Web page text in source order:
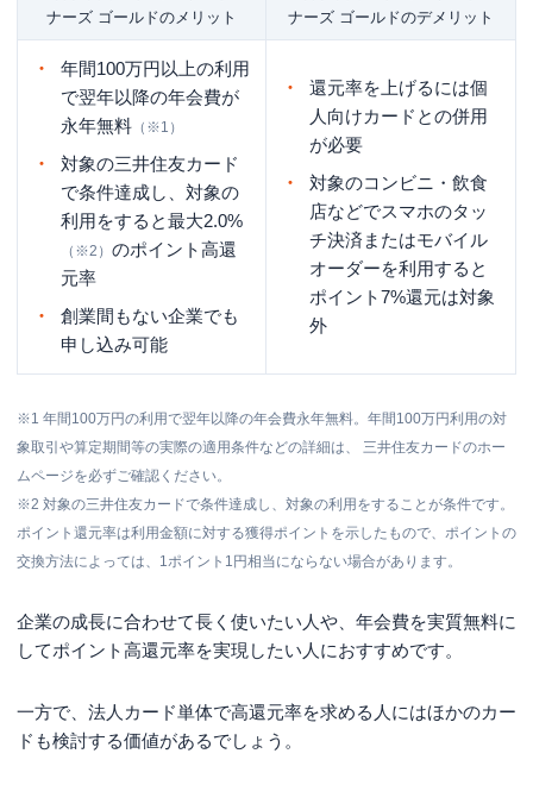
ナーズ ゴールドのメリット
ナーズ ゴールドのデメリット
年間100万円以上の利用
で翌年以降の年会費が
永年無料 （※1）
対象の三井住友カード
で条件達成し、対象の
利用をすると最大2.0%
（※2） のポイント高還
元率
創業間もない企業でも
申し込み可能
還元率を上げるには個
人向けカードとの併用
が必要
対象のコンビニ・飲食
店などでスマホのタッ
チ決済またはモバイル
オーダーを利用すると
ポイント7%還元は対象
外
※1 年間100万円の利用で翌年以降の年会費永年無料。年間100万円利用の対
象取引や算定期間等の実際の適用条件などの詳細は、 三井住友カードのホー
ムページを必ずご確認ください。
※2 対象の三井住友カードで条件達成し、対象の利用をすることが条件です。
ポイント還元率は利用金額に対する獲得ポイントを示したもので、ポイントの
交換方法によっては、1ポイント1円相当にならない場合があります。
企業の成長に合わせて長く使いたい人や、年会費を実質無料に
してポイント高還元率を実現したい人におすすめです。
一方で、法人カード単体で高還元率を求める人にはほかのカー
ドも検討する価値があるでしょう。